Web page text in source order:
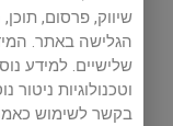
שיווק, פרסום,
הגלישה באתר.
וטכנולוגיות
בקשר לשימוש